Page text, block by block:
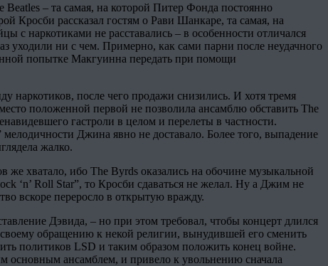
Beatles – та самая, на которой Питер Фонда постоянно
Кросби рассказал гостям о Рави Шанкаре, та самая, на
с наркотиками не расставались – в особенности отличался
уходили ни с чем. Примерно, как сами парни после неудачного
попытке Макгуинна передать при помощи
наркотиков, после чего продажи снизились. И хотя тремя
положенной первой не позволила ансамблю обставить The
гастроли в целом и перелеты в частности.
Джина явно не доставало. Более того, выпадение
жалко.
хватало, ибо The Byrds оказались на обочине музыкальной
‘n’ Roll Star”, то Кросби сдаваться не желал. Ну а Джим не
вскоре переросло в открытую вражду.
Дэвида, – но при этом требовал, чтобы концерт длился
обращению к некой религии, вынудившей его сменить
политиков LSD и таким образом положить конец войне.
основным ансамблем, и привело к увольнению сначала